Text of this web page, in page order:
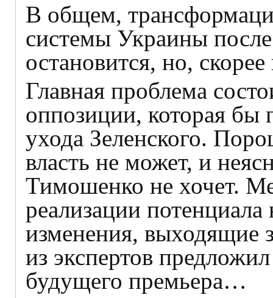
В общем,
системы Украины
остановится, но,
Главная проблема
оппозиции, которая бы
ухода Зеленского.
власть не может, и
Тимошенко не хочет.
реализации
изменения, выходящие
из экспертов
будущего премьера…